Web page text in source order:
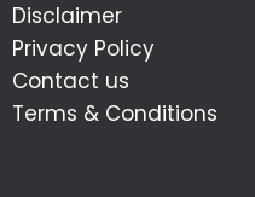
Disclaimer
Privacy Policy
Contact us
Terms & Conditions